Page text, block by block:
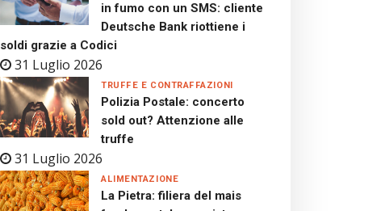
in fumo con un SMS: cliente
Deutsche Bank riottiene i
soldi grazie a Codici
31 Luglio 2026
Polizia Postale: concerto
sold out? Attenzione alle
truffe
31 Luglio 2026
TRUFFE E CONTRAFFAZIONI
La Pietra: filiera del mais
ALIMENTAZIONE